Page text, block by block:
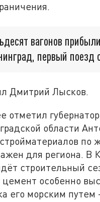
вагонов
первый поезд
Дмитрий Лысков.
отметил губернатор
области
по
для региона. В
строительный
цемент особенно
его морским путем